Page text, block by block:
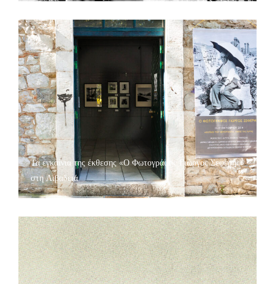
Τα εγκαίνια της έκθεσης «Ο Φωτογράφος Γιώργος Σεφέρης»
στη Λιβαδειά